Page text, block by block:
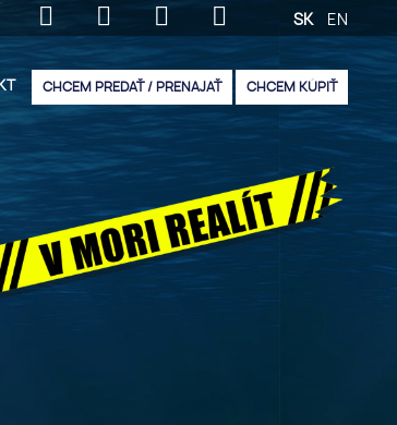
SK EN
CHCEM PREDAŤ / PRENAJAŤ CHCEM KÚPIŤ